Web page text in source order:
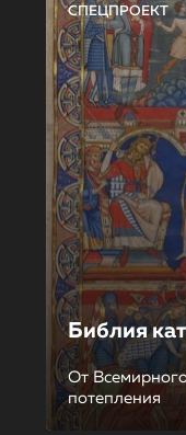
СПЕЦПРОЕКТ
Библия
От
потепления